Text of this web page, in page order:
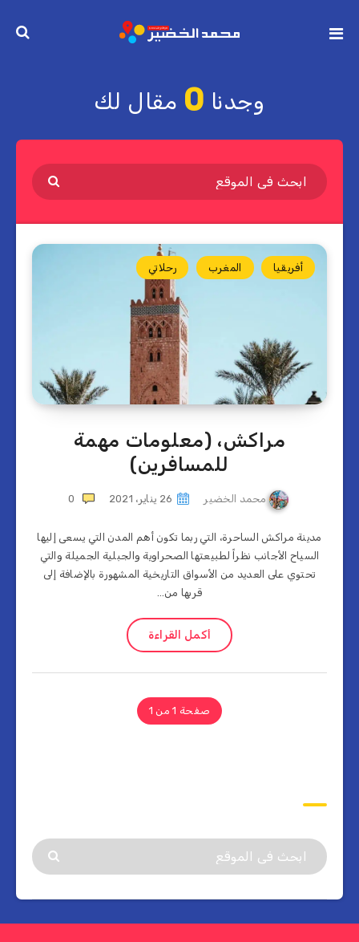
وجدنا 0 مقال لك
أفريقيا المغرب رحلاتي
مراكش، (معلومات مهمة
للمسافرين)
محمد الخضير 26 يناير، 2021 0
مدينة مراكش الساحرة، التي ربما تكون أهم المدن التي يسعى إليها
السياح الأجانب نظراً لطبيعتها الصحراوية والجبلية الجميلة والتي
تحتوي على العديد من الأسواق التاريخية المشهورة بالإضافة إلى
قربها من…
أكمل القراءة
صفحة 1 من 1